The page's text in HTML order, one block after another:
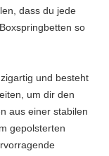
dass du jede
so
und besteht
um dir den
aus einer stabilen
gepolsterten